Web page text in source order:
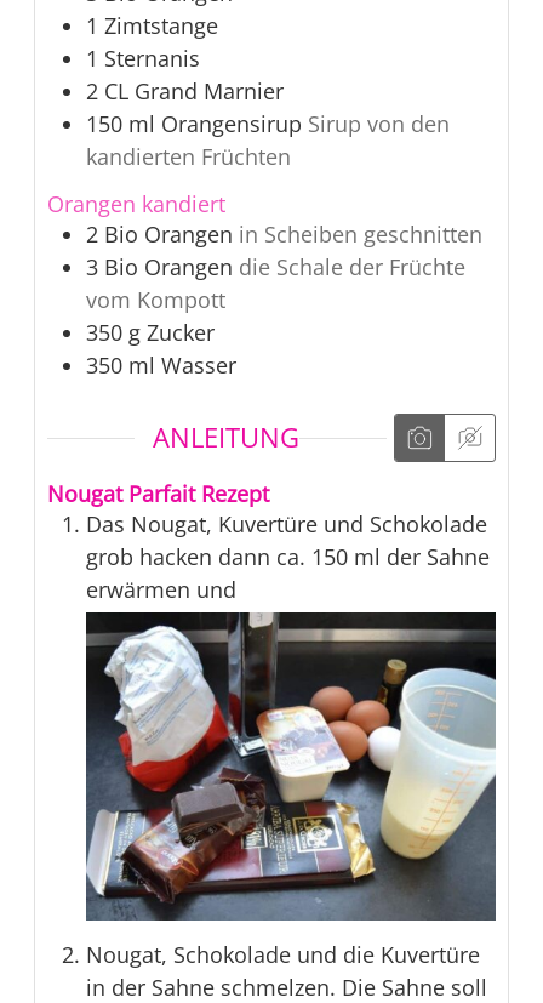
1 Zimtstange
1 Sternanis
2 CL Grand Marnier
150 ml Orangensirup Sirup von den
kandierten Früchten
Orangen kandiert
2 Bio Orangen in Scheiben geschnitten
3 Bio Orangen die Schale der Früchte
vom Kompott
350 g Zucker
350 ml Wasser
ANLEITUNG
Nougat Parfait Rezept
Das Nougat, Kuvertüre und Schokolade
grob hacken dann ca. 150 ml der Sahne
erwärmen und
Nougat, Schokolade und die Kuvertüre
in der Sahne schmelzen. Die Sahne soll